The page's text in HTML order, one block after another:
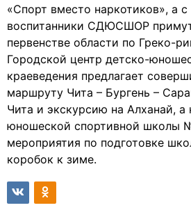
«Спорт вместо наркотиков», а
воспитанники СДЮСШОР
первенстве области по Греко-
Городской центр детско-
краеведения предлагает
маршруту Чита – Бургень –
Чита и экскурсию на Алханай, а
юношеской спортивной школы
мероприятия по подготовке
коробок к зиме.